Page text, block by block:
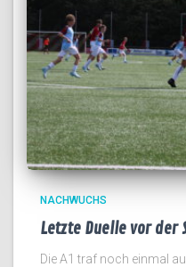
NACHWUCHS
Letzte Duelle vor der
Die A1 traf noch einmal